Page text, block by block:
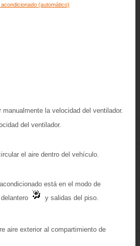
(automático)
manualmente la velocidad del ventilador.
del ventilador.
el aire dentro del vehículo.
está en el modo de
y salidas del piso.
aire exterior al compartimiento de